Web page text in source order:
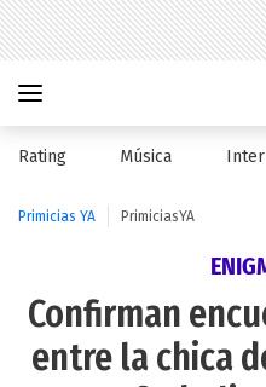
Rating Música
Primicias YA PrimiciasYA
Confirman
entre la chica